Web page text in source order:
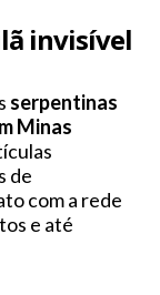
invisível
serpentinas
Minas
de
com a rede
e até